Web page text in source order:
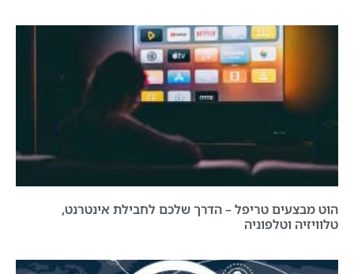
הוט מבצעים טריפל – הדרך שלכם לחבילת אינטרנט,
טלוויזיה וטלפוניה